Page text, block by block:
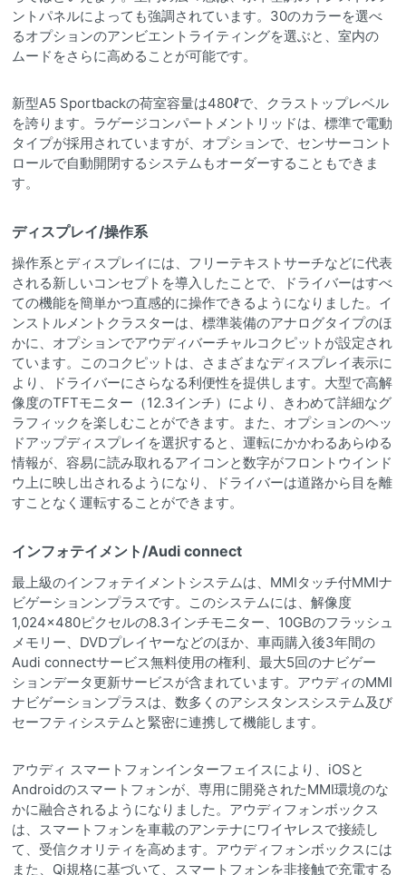
ントパネルによっても強調されています。30のカラーを選べ
るオプションのアンビエントライティングを選ぶと、室内の
ムードをさらに高めることが可能です。
新型A5 Sportbackの荷室容量は480ℓで、クラストップレベル
を誇ります。ラゲージコンパートメントリッドは、標準で電動
タイプが採用されていますが、オプションで、センサーコント
ロールで自動開閉するシステムもオーダーすることもできま
す。
ディスプレイ/操作系
操作系とディスプレイには、フリーテキストサーチなどに代表
される新しいコンセプトを導入したことで、ドライバーはすべ
ての機能を簡単かつ直感的に操作できるようになりました。イ
ンストルメントクラスターは、標準装備のアナログタイプのほ
かに、オプションでアウディバーチャルコクピットが設定され
ています。このコクピットは、さまざまなディスプレイ表示に
より、ドライバーにさらなる利便性を提供します。大型で高解
像度のTFTモニター（12.3インチ）により、きわめて詳細なグ
ラフィックを楽しむことができます。また、オプションのヘッ
ドアップディスプレイを選択すると、運転にかかわるあらゆる
情報が、容易に読み取れるアイコンと数字がフロントウインド
ウ上に映し出されるようになり、ドライバーは道路から目を離
すことなく運転することができます。
インフォテイメント/Audi connect
最上級のインフォテイメントシステムは、MMIタッチ付MMIナ
ビゲーションンプラスです。このシステムには、解像度
1,024×480ピクセルの8.3インチモニター、10GBのフラッシュ
メモリー、DVDプレイヤーなどのほか、車両購入後3年間の
Audi connectサービス無料使用の権利、最大5回のナビゲー
ションデータ更新サービスが含まれています。アウディのMMI
ナビゲーションプラスは、数多くのアシスタンスシステム及び
セーフティシステムと緊密に連携して機能します。
アウディ スマートフォンインターフェイスにより、iOSと
Androidのスマートフォンが、専用に開発されたMMI環境のな
かに融合されるようになりました。アウディフォンボックス
は、スマートフォンを車載のアンテナにワイヤレスで接続し
て、受信クオリティを高めます。アウディフォンボックスには
また、Qi規格に基づいて、スマートフォンを非接触で充電する